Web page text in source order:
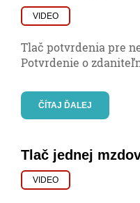
VIDEO
Tlač potvrdenia pre
Potvrdenie o
ČÍTAJ ĎALEJ
Tlač jednej
VIDEO